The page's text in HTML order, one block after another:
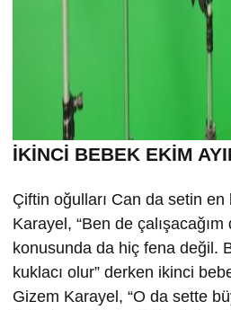
İKİNCİ BEBEK EKİM
Çiftin oğulları Can da setin
Karayel, “Ben de çalışacağım
konusunda da hiç fena değil.
kuklacı olur” derken ikinci
Gizem Karayel, “O da sette